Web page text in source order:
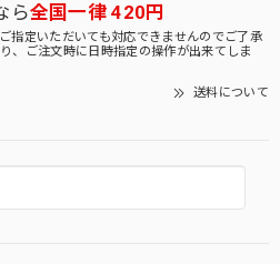
ら全国一律 420円
指定いただいても対応できませんのでご了承
、ご注文時に日時指定の操作が出来てしま
送料について